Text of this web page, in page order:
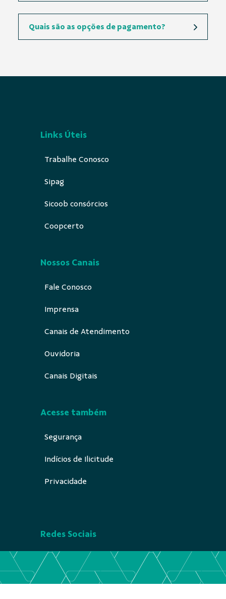
Quais são as opções de pagamento?
Links Úteis
Trabalhe Conosco
Sipag
Sicoob consórcios
Coopcerto
Nossos Canais
Fale Conosco
Imprensa
Canais de Atendimento
Ouvidoria
Canais Digitais
Acesse também
Segurança
Indícios de Ilicitude
Privacidade
Redes Sociais